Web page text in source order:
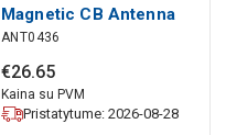
Magnetic CB Antenna
ANT0436
€26.65
Kaina su PVM
Pristatytume: 2026-08-28